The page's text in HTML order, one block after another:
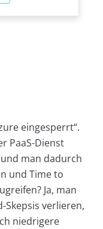
eingesperrt“.
PaaS-Dienst
man dadurch
und Time to
Ja, man
verlieren,
niedrigere